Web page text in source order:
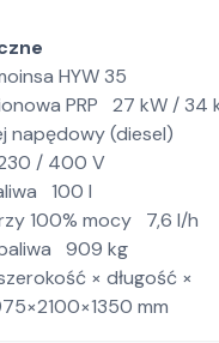
HYW 35
PRP 27 kW / 34
napędowy (diesel)
/ 400 V
100 l
100% mocy 7,6 l/h
909 kg
× długość ×
mm